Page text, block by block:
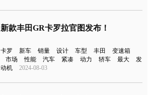
新款丰田GR卡罗拉官图发布！
卡罗 新车 销量 设计 车型 丰田
变速箱
市场
性能 汽车 紧凑 动力 轿车 最大
发
动机
2024-08-03